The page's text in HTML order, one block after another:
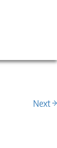
Next →